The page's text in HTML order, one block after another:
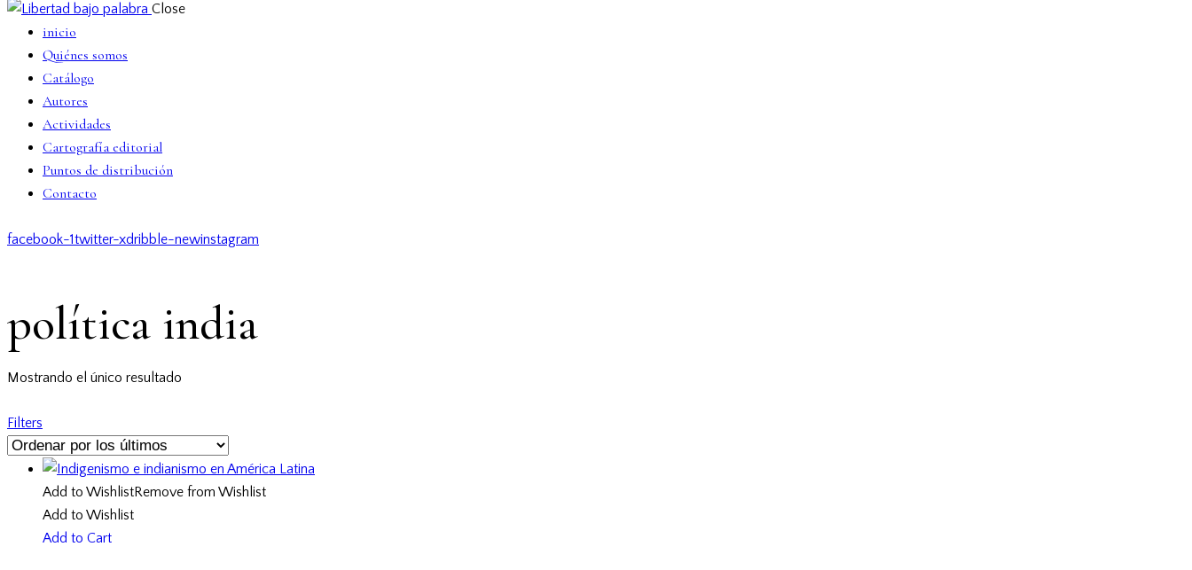
Close
inicio
Quiénes somos
Catálogo
Autores
Actividades
Cartografía editorial
Puntos de distribución
Contacto
facebook-1twitter-xdribble-newinstagram
política india
Mostrando el único resultado
Filters
Add to WishlistRemove from Wishlist
Add to Wishlist
Add to Cart